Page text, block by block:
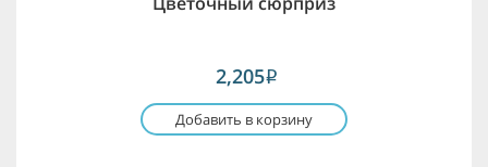
2,205i
Добавить в корзину